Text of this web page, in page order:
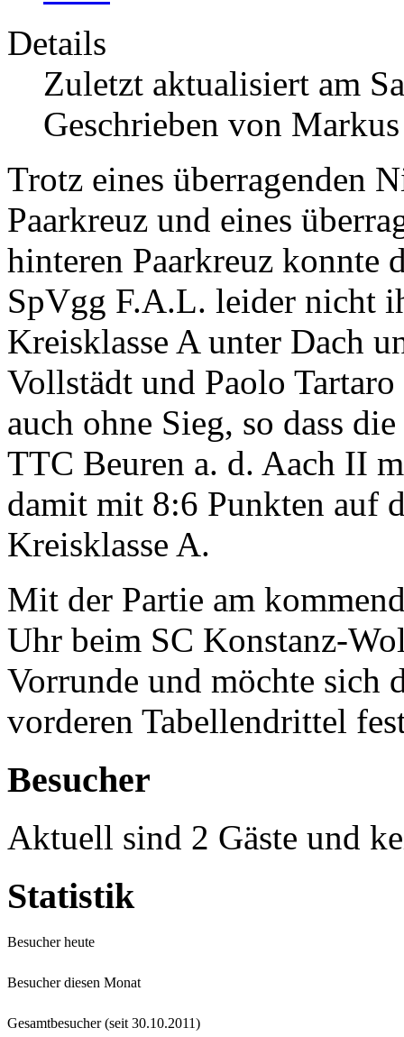
Details
Zuletzt aktualisiert am
Geschrieben von Markus
Trotz eines überragenden
Paarkreuz und eines
hinteren Paarkreuz konnte
SpVgg F.A.L. leider nicht
Kreisklasse A unter Dach
Vollstädt und Paolo
auch ohne Sieg, so dass
TTC Beuren a. d. Aach II
damit mit 8:6 Punkten auf
Kreisklasse A.
Mit der Partie am
Uhr beim SC Konstanz-
Vorrunde und möchte sich
vorderen Tabellendrittel
Besucher
Aktuell sind 2 Gäste und
Statistik
Besucher heute
Besucher diesen Monat
Gesamtbesucher (seit 30.10.2011)